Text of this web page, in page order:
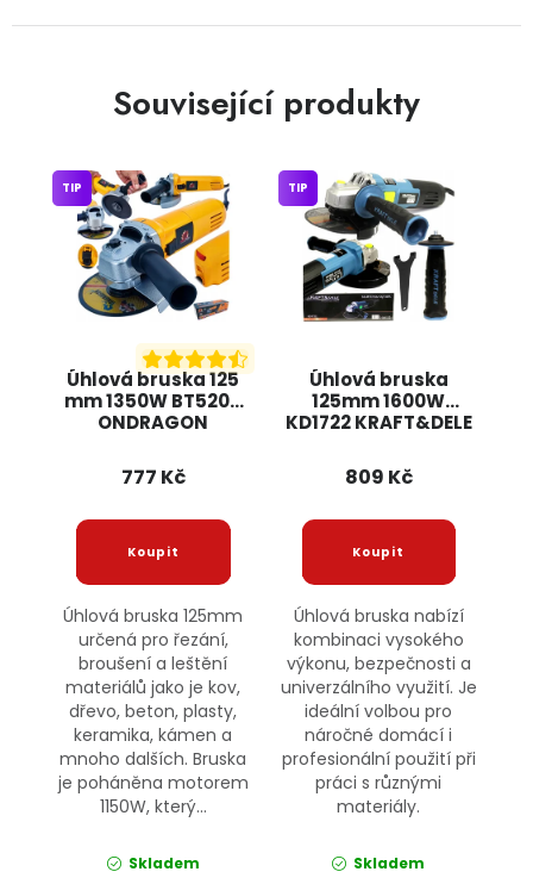
Související produkty
Úhlová bruska 125
mm 1350W BT5205
ONDRAGON
TIP
777 Kč
Úhlová bruska 125mm
určená pro řezání,
broušení a leštění
materiálů jako je kov,
dřevo, beton, plasty,
keramika, kámen a
mnoho dalších. Bruska
je poháněna motorem
1150W, který...
Skladem
Úhlová bruska
125mm 1600W
KD1722 KRAFT&DELE
TIP
809 Kč
Úhlová bruska nabízí
kombinaci vysokého
výkonu, bezpečnosti a
univerzálního využití. Je
ideální volbou pro
náročné domácí i
profesionální použití při
práci s různými
materiály.
Skladem